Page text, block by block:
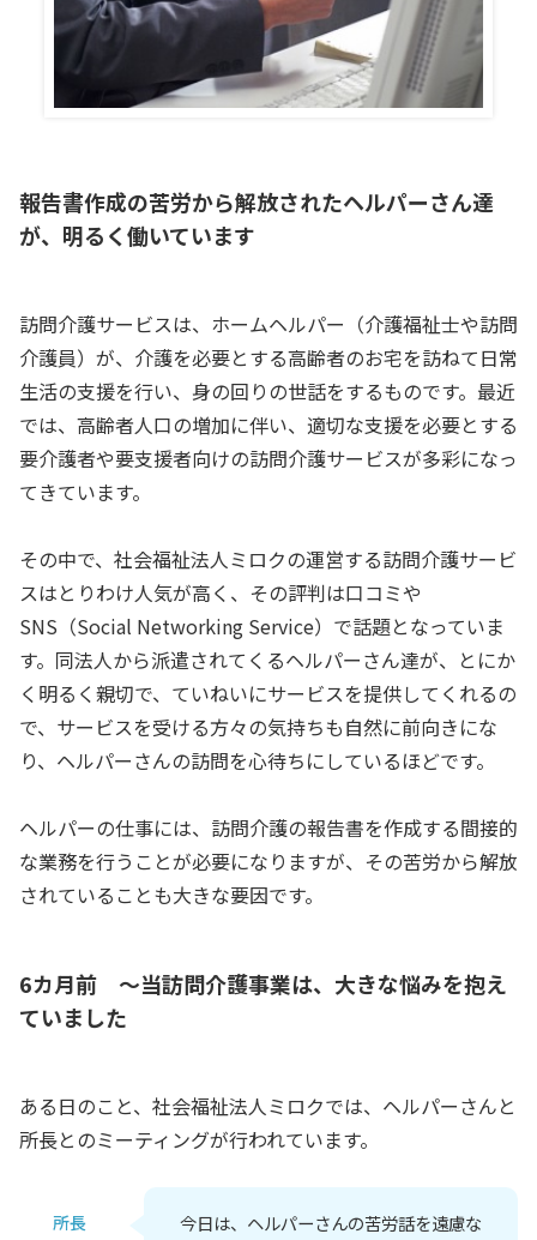
報告書作成の苦労から解放されたヘルパーさん達
が、明るく働いています
訪問介護サービスは、ホームヘルパー（介護福祉士や訪問
介護員）が、介護を必要とする高齢者のお宅を訪ねて日常
生活の支援を行い、身の回りの世話をするものです。最近
では、高齢者人口の増加に伴い、適切な支援を必要とする
要介護者や要支援者向けの訪問介護サービスが多彩になっ
てきています。
その中で、社会福祉法人ミロクの運営する訪問介護サービ
スはとりわけ人気が高く、その評判は口コミや
SNS（Social Networking Service）で話題となっていま
す。同法人から派遣されてくるヘルパーさん達が、とにか
く明るく親切で、ていねいにサービスを提供してくれるの
で、サービスを受ける方々の気持ちも自然に前向きにな
り、ヘルパーさんの訪問を心待ちにしているほどです。
ヘルパーの仕事には、訪問介護の報告書を作成する間接的
な業務を行うことが必要になりますが、その苦労から解放
されていることも大きな要因です。
6カ月前 ～当訪問介護事業は、大きな悩みを抱え
ていました
ある日のこと、社会福祉法人ミロクでは、ヘルパーさんと
所長とのミーティングが行われています。
所長
今日は、ヘルパーさんの苦労話を遠慮な